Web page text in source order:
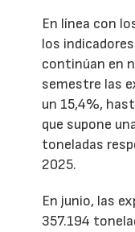
En línea con
los
continúan en
semestre las
un 15,4%,
que supone
toneladas
2025.
En junio, las
357.194